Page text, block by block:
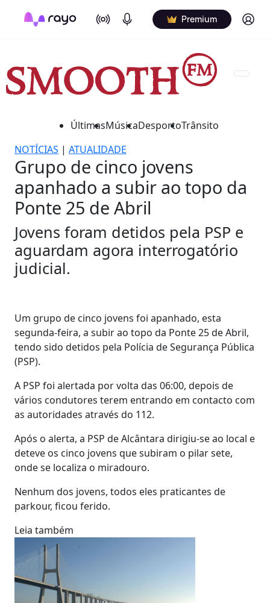
On Air Podcasts Premium Log in
ÚltimasMúsicaDesportoTrânsito
NOTÍCIAS | ATUALIDADE
Grupo de cinco jovens
apanhado a subir ao topo da
Ponte 25 de Abril
Jovens foram detidos pela PSP e
aguardam agora interrogatório
judicial.
Um grupo de cinco jovens foi apanhado, esta
segunda-feira, a subir ao topo da Ponte 25 de Abril,
tendo sido detidos pela Polícia de Segurança Pública
(PSP).
A PSP foi alertada por volta das 06:00, depois de
vários condutores terem entrando em contacto com
as autoridades através do 112.
Após o alerta, a PSP de Alcântara dirigiu-se ao local e
deteve os cinco jovens que subiram o pilar sete,
onde se localiza o miradouro.
Nenhum dos jovens, todos eles praticantes de
parkour, ficou ferido.
Leia também